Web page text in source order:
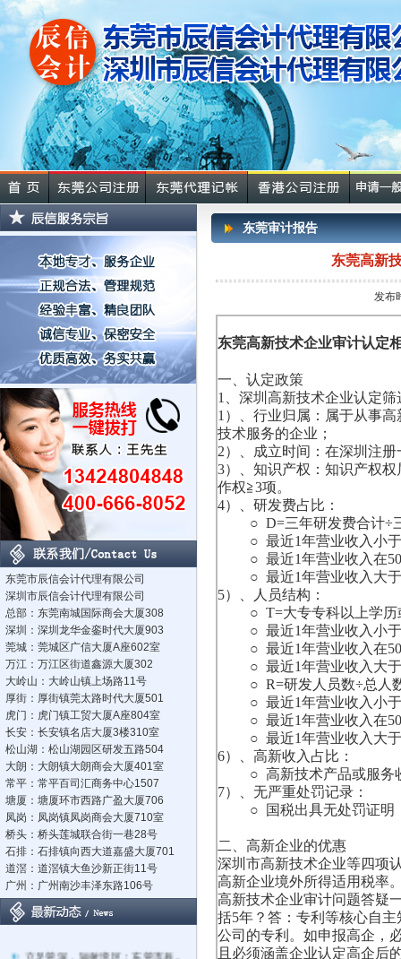
东莞市辰信会计代理有限公司
深圳市辰信会计代理有限公司
总部：东莞南城国际商会大厦308
深圳：深圳龙华金銮时代大厦903
莞城：莞城区广信大厦A座602室
万江：万江区街道鑫源大厦302
大岭山：大岭山镇上场路11号
厚街：厚街镇莞太路时代大厦501
虎门：虎门镇工贸大厦A座804室
长安：长安镇名店大厦3楼310室
松山湖：松山湖园区研发五路504
大朗：大朗镇大朗商会大厦401室
常平：常平百司汇商务中心1507
塘厦：塘厦环市西路广盈大厦706
凤岗：凤岗镇凤岗商会大厦710室
桥头：桥头莲城联合街一巷28号
石排：石排镇向西大道嘉盛大厦701
道滘：道滘镇大鱼沙新正街11号
广州：广州南沙丰泽东路106号
立足莞深，辐射湾区：东莞市辰..
东莞审计报告
东莞高新
发布
东莞高新技术企业审计认定
一、认定政策
1、深圳高新技术企业认定
1）、行业归属：属于从事
技术服务的企业；
2）、成立时间：在深圳注
3）、知识产权：知识产权
作权≧3项。
4）、研发费占比：
○ D=三年研发费合计÷三
○ 最近1年营业收入小于
○ 最近1年营业收入在
○ 最近1年营业收入大于
5）、人员结构：
○ T=大专专科以上学历
○ 最近1年营业收入小于
○ 最近1年营业收入在
○ 最近1年营业收入大于
○ R=研发人员数÷总人
○ 最近1年营业收入小于
○ 最近1年营业收入在
○ 最近1年营业收入大于
6）、高新收入占比：
○ 高新技术产品或服务收
7）、无严重处罚记录：
○ 国税出具无处罚证明，
二、高新企业的优惠
深圳市高新技术企业等四项
高新企业境外所得适用税率
高新技术企业审计问题答疑
括5年？答：专利等核心自
公司的专利。如申报高企，
且必须涵盖企业认定高企后